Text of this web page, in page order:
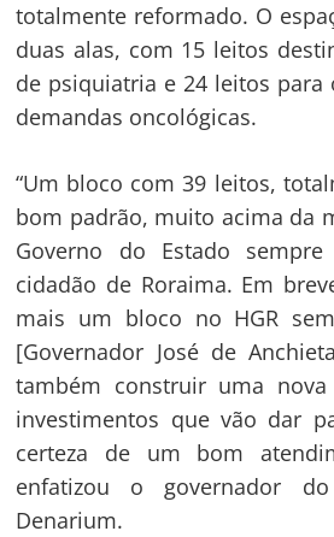
totalmente reformado. O
duas alas, com 15 leitos
de psiquiatria e 24 leitos para
demandas oncológicas.
“Um bloco com 39 leitos,
bom padrão, muito acima da
Governo do Estado
cidadão de Roraima. Em
mais um bloco no HGR
[Governador José de
também construir uma nova
investimentos que vão dar
certeza de um bom
enfatizou o governador
Denarium.